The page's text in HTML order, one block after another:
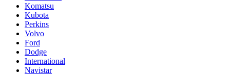
Komatsu
Kubota
Perkins
Volvo
Ford
Dodge
International
Navistar